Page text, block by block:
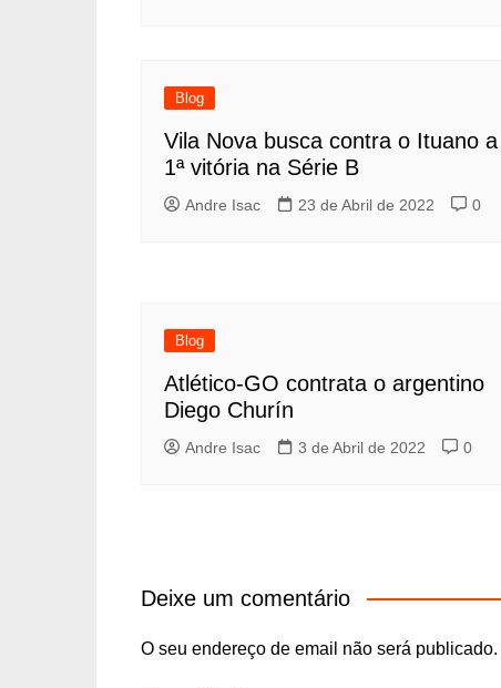
Blog
Vila Nova busca contra o Ituano a
1ª vitória na Série B
Andre Isac 23 de Abril de 2022 0
Blog
Atlético-GO contrata o argentino
Diego Churín
Andre Isac 3 de Abril de 2022 0
Deixe um comentário
O seu endereço de email não será publicado.